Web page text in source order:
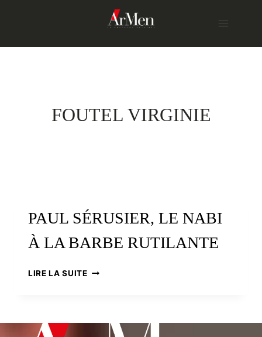
FOUTEL VIRGINIE
PAUL SÉRUSIER, LE NABI
À LA BARBE RUTILANTE
LIRE LA SUITEPAUL